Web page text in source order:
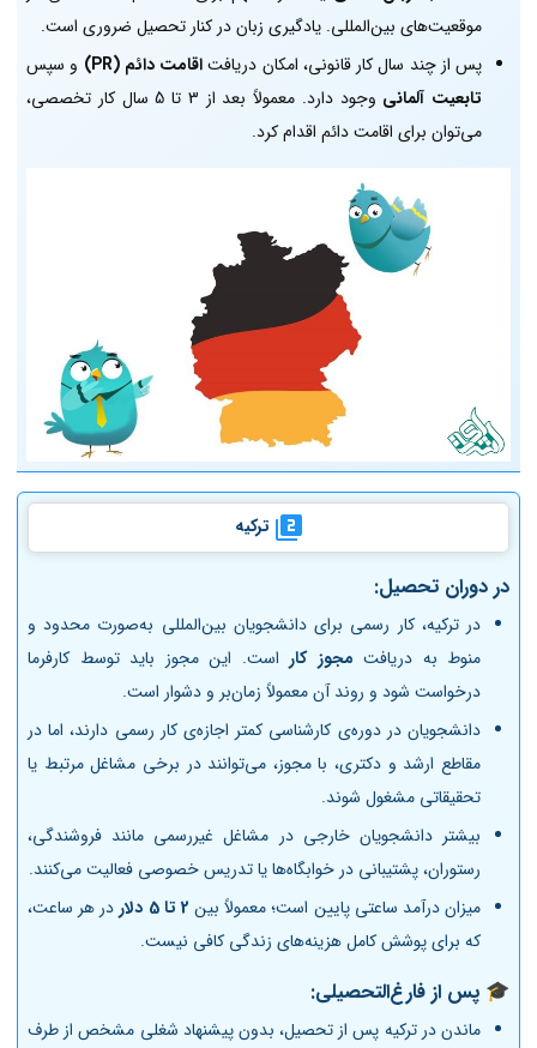
موقعیت‌های بین‌المللی. یادگیری زبان در کنار تحصیل ضروری است.
پس از چند سال کار قانونی، امکان دریافتاقامت دائم (PR)
و سپس
تابعیت آلمانی
وجود دارد. معمولاً بعد از 3 تا 5 سال کار تخصصی،
می‌توان برای اقامت دائم اقدام کرد.
ترکیه
در دوران تحصیل:
در ترکیه، کار رسمی برای دانشجویان بین‌المللی به‌صورت محدود و
منوط به دریافت مجوز کار است. این مجوز باید توسط کارفرما
درخواست شود و روند آن معمولاً زمان‌بر و دشوار است.
دانشجویان در دوره‌ی کارشناسی کمتر اجازه‌ی کار رسمی دارند، اما در
مقاطع ارشد و دکتری، با مجوز، می‌توانند در برخی مشاغل مرتبط یا
تحقیقاتی مشغول شوند.
بیشتر دانشجویان خارجی در مشاغل غیررسمی مانند فروشندگی،
رستوران، پشتیبانی در خوابگاه‌ها یا تدریس خصوصی فعالیت می‌کنند.
میزان درآمد ساعتی پایین است؛ معمولاً بین 2 تا 5 دلار
در هر ساعت،
که برای پوشش کامل هزینه‌های زندگی کافی نیست.
🎓 پس از فارغ‌التحصیلی:
ماندن در ترکیه پس از تحصیل، بدون پیشنهاد شغلی مشخص از طرف